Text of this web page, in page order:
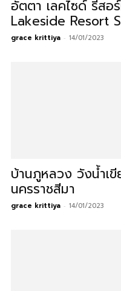
อัตตา เลคไซด์ รีส
Lakeside Resort
grace krittiya - 14/01/2023
บ้านภูหลวง วังน้ำเขี
นครราชสีมา
grace krittiya - 14/01/2023